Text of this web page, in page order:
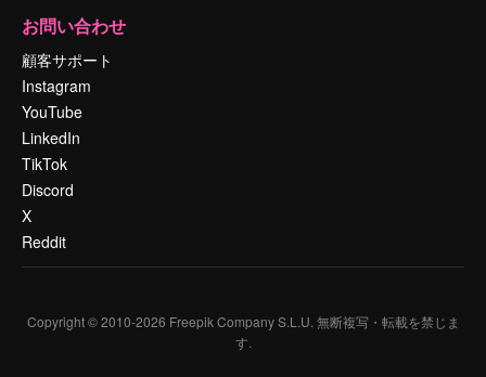
お問い合わせ
顧客サポート
Instagram
YouTube
LinkedIn
TikTok
Discord
X
Reddit
Copyright © 2010-2026 Freepik Company S.L.U. 無断複写・転載を禁じま
す.